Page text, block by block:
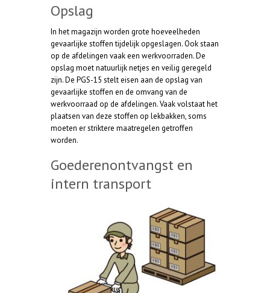
Opslag
In het magazijn worden grote hoeveelheden
gevaarlijke stoffen tijdelijk opgeslagen. Ook staan
op de afdelingen vaak een werkvoorraden. De
opslag moet natuurlijk netjes en veilig geregeld
zijn. De PGS-15 stelt eisen aan de opslag van
gevaarlijke stoffen en de omvang van de
werkvoorraad op de afdelingen. Vaak volstaat het
plaatsen van deze stoffen op lekbakken, soms
moeten er striktere maatregelen getroffen
worden.
Goederenontvangst en
intern transport